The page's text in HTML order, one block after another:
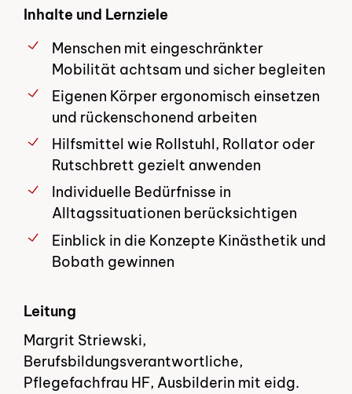
Inhalte und Lernziele
Menschen mit eingeschränkter
Mobilität achtsam und sicher begleiten
Eigenen Körper ergonomisch einsetzen
und rückenschonend arbeiten
Hilfsmittel wie Rollstuhl, Rollator oder
Rutschbrett gezielt anwenden
Individuelle Bedürfnisse in
Alltagssituationen berücksichtigen
Einblick in die Konzepte Kinästhetik und
Bobath gewinnen
Leitung
Margrit Striewski,
Berufsbildungsverantwortliche,
Pflegefachfrau HF, Ausbilderin mit eidg.